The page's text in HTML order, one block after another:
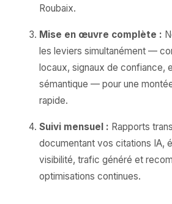
Roubaix.
Mise en œuvre complète :
les leviers simultanément —
locaux, signaux de confiance,
sémantique — pour une
rapide.
Suivi mensuel : Rapports
documentant vos citations IA,
visibilité, trafic généré et
optimisations continues.